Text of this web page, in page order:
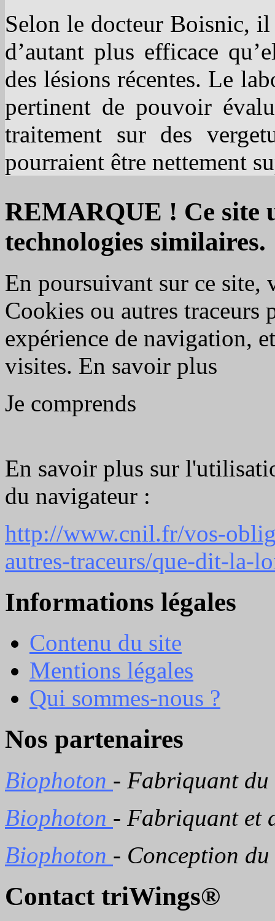
Selon le docteur Boisnic,
d’autant plus efficace
des lésions récentes. Le
pertinent de pouvoir
traitement sur des
pourraient être nettement
REMARQUE ! Ce site
technologies similaires.
En poursuivant sur ce site,
Cookies ou autres traceurs
expérience de navigation,
visites. En savoir plus
Je comprends
En savoir plus sur
du navigateur :
http://www.cnil.fr/vos-
autres-traceurs/que-dit-la-
Informations légales
Contenu du site
Mentions légales
Qui sommes-nous ?
Nos partenaires
Biophoton - Fabriquant du
Biophoton - Fabriquant et
Biophoton - Conception
Contact triWings®